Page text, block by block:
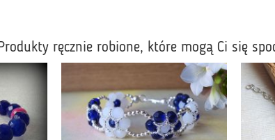
ręcznie robione, które mogą Ci się